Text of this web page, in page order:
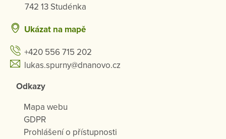
742 13 Studénka
Ukázat na mapě
+420 556 715 202
lukas.spurny@dnanovo.cz
Odkazy
Mapa webu
GDPR
Prohlášení o přístupnosti